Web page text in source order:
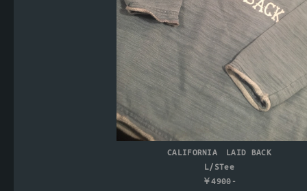
CALIFORNIA LAID BACK
L/STee
￥4900-